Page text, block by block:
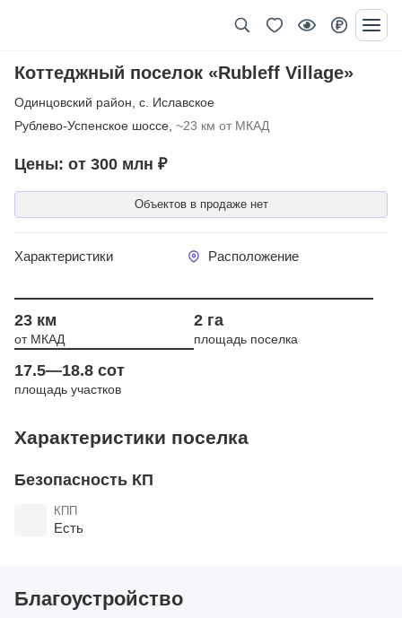
Коттеджный поселок «Rubleff Village»
Одинцовский район с. Иславское
Рублево-Успенское шоссе, ~23 км от МКАД
Объектов в продаже нет
Цены: от 300 млн ₽
Характеристики Расположение
23 км
от МКАД
2 га
площадь поселка
17.5—18.8 сот
площадь участков
Характеристики поселка
Безопасность КП
КПП
Есть
Благоустройство